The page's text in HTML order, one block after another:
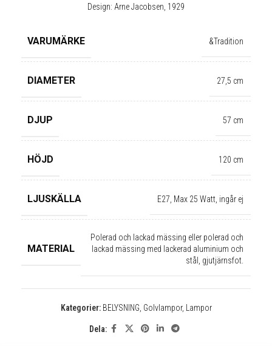
Design: Arne Jacobsen, 1929
VARUMÄRKE &Tradition
DIAMETER 27,5 cm
DJUP 57 cm
HÖJD 120 cm
LJUSKÄLLA E27, Max 25 Watt, ingår ej
MATERIAL
Polerad och lackad mässing eller polerad och
lackad mässing med lackerad aluminium och
stål, gjutjärnsfot.
Kategorier: BELYSNING, Golvlampor, Lampor
Dela: